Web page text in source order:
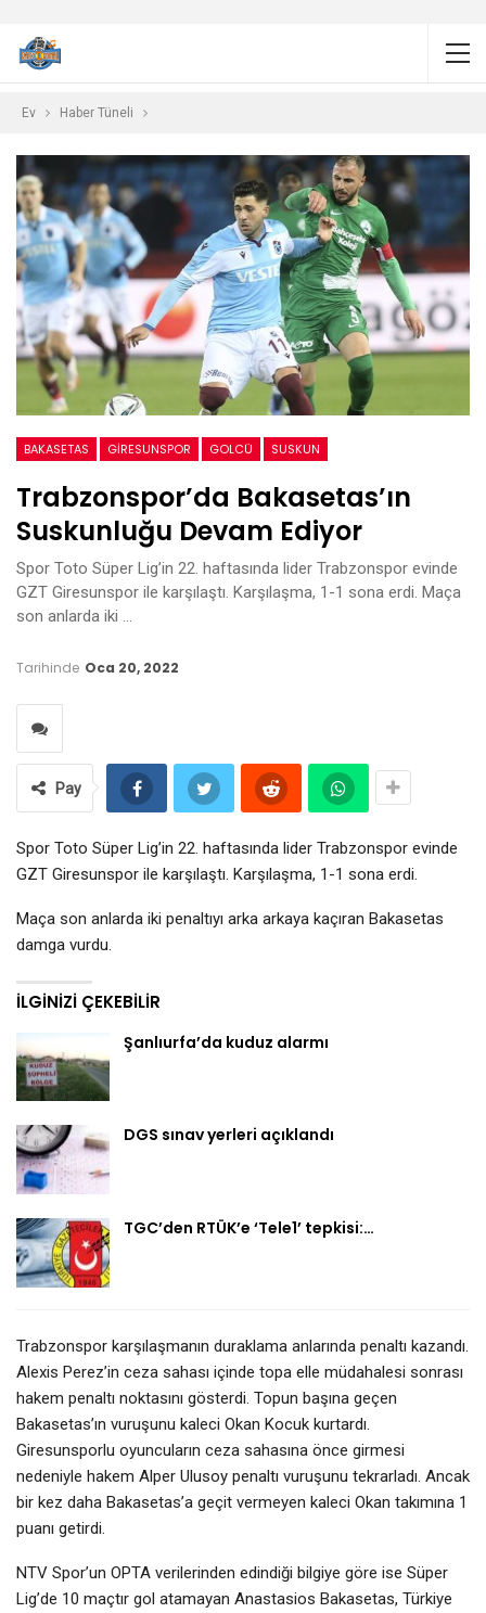
Ev Haber Tüneli
BAKASETAS GIRESUNSPOR GOLCÜ SUSKUN
Trabzonspor’da Bakasetas’ın
Suskunluğu Devam Ediyor
Spor Toto Süper Lig’in 22. haftasında lider Trabzonspor evinde
GZT Giresunspor ile karşılaştı. Karşılaşma, 1-1 sona erdi. Maça
son anlarda iki …
Tarihinde Oca 20, 2022
Pay
Spor Toto Süper Lig’in 22. haftasında lider Trabzonspor evinde
GZT Giresunspor ile karşılaştı. Karşılaşma, 1-1 sona erdi.
Maça son anlarda iki penaltıyı arka arkaya kaçıran Bakasetas
damga vurdu.
İLGINIZI ÇEKEBILIR
Şanlıurfa’da kuduz alarmı
DGS sınav yerleri açıklandı
TGC’den RTÜK’e ‘Tele1’ tepkisi:…
Trabzonspor karşılaşmanın duraklama anlarında penaltı kazandı.
Alexis Perez’in ceza sahası içinde topa elle müdahalesi sonrası
hakem penaltı noktasını gösterdi. Topun başına geçen
Bakasetas’ın vuruşunu kaleci Okan Kocuk kurtardı.
Giresunsporlu oyuncuların ceza sahasına önce girmesi
nedeniyle hakem Alper Ulusoy penaltı vuruşunu tekrarladı. Ancak
bir kez daha Bakasetas’a geçit vermeyen kaleci Okan takımına 1
puanı getirdi.
NTV Spor’un OPTA verilerinden edindiği bilgiye göre ise Süper
Lig’de 10 maçtır gol atamayan Anastasios Bakasetas, Türkiye